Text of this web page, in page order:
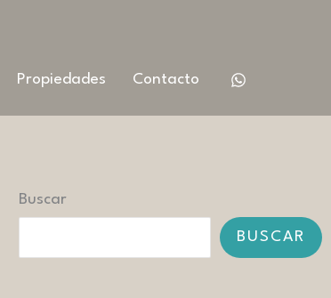
Propiedades Contacto
Buscar
BUSCAR